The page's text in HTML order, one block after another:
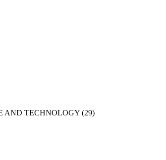
AND TECHNOLOGY (29)